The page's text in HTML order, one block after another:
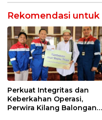
Rekomendasi untuk
Perkuat Integritas dan
Keberkahan Operasi,
Perwira Kilang Balongan